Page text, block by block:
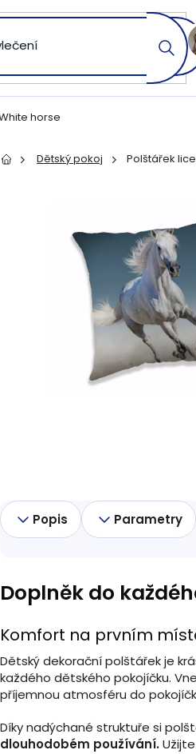
horse
Domů Dětský pokoj Polštářek
Popis Parametry
Doplněk do
Komfort na prvním
Dětský dekorační polštářek je
každého dětského pokojíčku.
příjemnou atmosféru do
Díky nadýchané struktuře si
dlouhodobém používání.